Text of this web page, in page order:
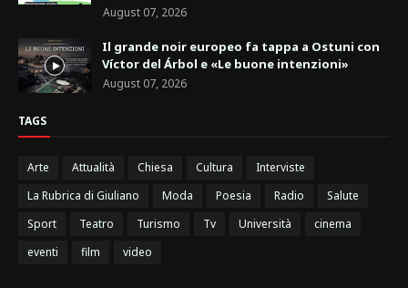
August 07, 2026
Il grande noir europeo fa tappa a Ostuni con
Víctor del Árbol e «Le buone intenzioni»
August 07, 2026
TAGS
Arte Attualità Chiesa Cultura
Interviste
La Rubrica di Giuliano
Moda Poesia Radio
Salute
Sport
Teatro Turismo Tv Università
cinema
eventi
film video